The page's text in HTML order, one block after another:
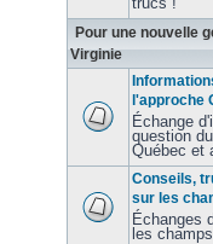
Pour une nouvelle
Virginie
l'approche
Échange
question
Québec et
Conseils,
sur les
Échanges
les